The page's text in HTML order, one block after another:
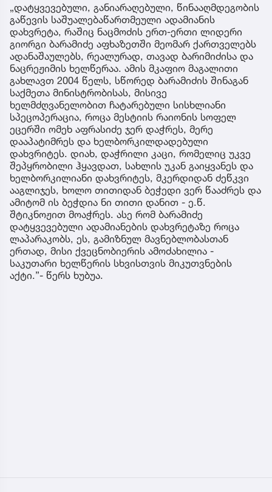
„დატყვევებული, განიარაღებული, წინააღმდეგობის
გაწევის საშუალებაწართმეული ადამიანის
დახვრეტა, რაშიც ნაცმოძის ერთ-ერთი ლიდერი
გიორგი ბარამიძე აფხაზეთში მეომარ ქართველებს
ადანაშაულებს, რეალურად, თავად ბარიმიძისა და
ნაცრეჟიმის ხელწერაა. ამის მკაფიო მაგალითი
გახლავთ 2004 წელს, სწორედ ბარამიძის შინაგან
საქმეთა მინისტრობისას, მისივე
ხელმძღვანელობით ჩატარებული სისხლიანი
სპეცოპერაცია, როცა მესტიის რაიონის სოფელ
ეცერში ომეხ აფრასიძე ჯერ დაჭრეს, მერე
დააპატიმრეს და ხელბორკილდადებული
დახვრიტეს. დიახ, დაჭრილი კაცი, რომელიც უკვე
შეპყრობილი ჰყავდათ, სახლის უკან გაიყვანეს და
ხელბორკილიანი დახვრიტეს, მკერდიდან ძეწკვი
ააგლიჯეს, ხოლო თითიდან ბეჭედი ვერ წააძრეს და
ამიტომ ის ბეჭდია ნი თითი დანით - ე.წ.
შტიკნოჟით მოაჭრეს. ასე რომ ბარამიძე
დატყვევებული ადამიანების დახვრეტაზე როცა
ლაპარაკობს, ეს, გამიზნულ მავნებლობასთან
ერთად, მისი ქვეცნობიერის ამოძახილია -
საკუთარი ხელწერის სხვისთვის მიკუთვნების
აქტი.”- წერს ხუბუა.